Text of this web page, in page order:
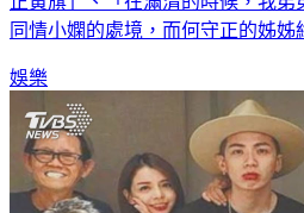
同情小嫻的處境，而何守正的姊姊
娛樂